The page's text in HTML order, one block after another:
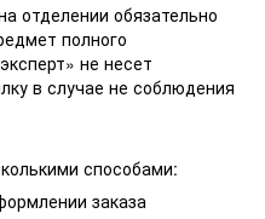
отделении обязательно
полного
не несет
в случае не соблюдения
способами:
заказа